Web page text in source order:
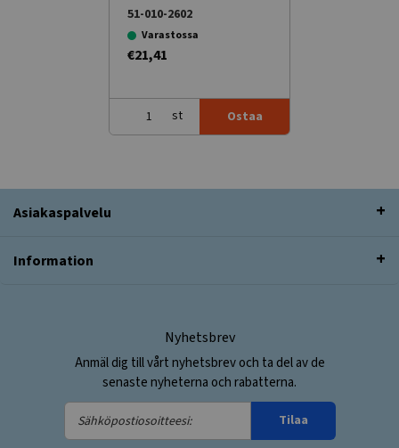
51-010-2602
Varastossa
€21,41
st Ostaa
Asiakaspalvelu
Information
Nyhetsbrev
Anmäl dig till vårt nyhetsbrev och ta del av de
senaste nyheterna och rabatterna.
Sähköpostiosoitteesi:
Tilaa